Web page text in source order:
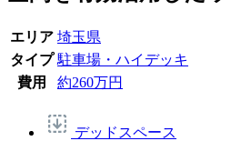
エリア 埼玉県
タイプ 駐車場・ハイデッキ
費用
約260万円
デッドスペース